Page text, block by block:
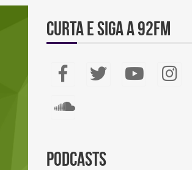
Curta e Siga a 92FM
Podcasts